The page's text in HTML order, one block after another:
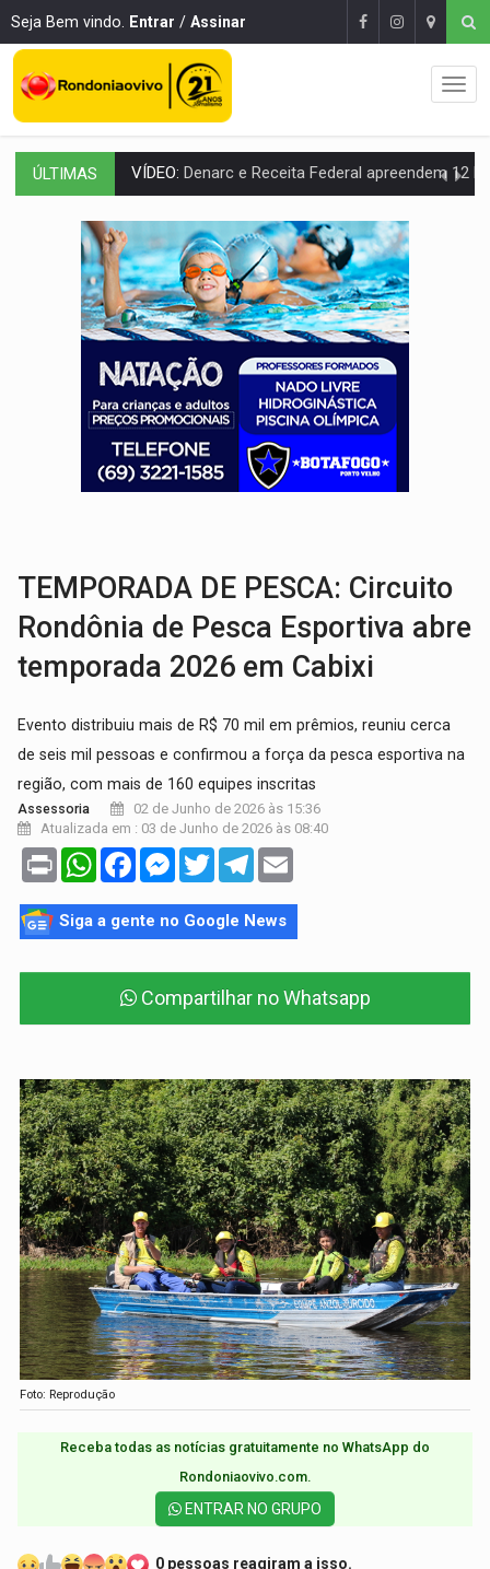
Seja Bem vindo. Entrar / Assinar
ÚLTIMAS OPERAÇÃO DA PC:Membros do CV são presos com armas e drogas após
ENTRADA GRATUITA:Espetáculo As Marias Somos Nós será
VÍDEO:Três são presos após furto de motocicleta em frente
CELEBRAÇÃO:Cerejeiras completa 43 anos de emancipação com
Anvisa desmente boato sobre presença de plástico ou
VÍDEO:Pitbulls fogem de residência e atacam casal de idosos
AÇÃO CONJUNTA:Forças policiais apreendem cerca de 1kg de
PF ESTÁ APURANDO:Flávio Bolsonaro escolhe Alfredo Gaspar como vice, alvo de
TEMPORADA DE PESCA: Circuito
Rondônia de Pesca Esportiva abre
temporada 2026 em Cabixi
Evento distribuiu mais de R$ 70 mil em prêmios, reuniu cerca
de seis mil pessoas e confirmou a força da pesca esportiva na
região, com mais de 160 equipes inscritas
Assessoria
02 de Junho de 2026 às 15:36
Atualizada em : 03 de Junho de 2026 às 08:40
Print WhatsAppFacebookMessenger
TwitterTelegram
Siga a gente no Google News
Compartilhar no Whatsapp
Foto: Reprodução
Receba todas as notícias gratuitamente no WhatsApp do
Rondoniaovivo.com.​
ENTRAR NO GRUPO
0 pessoas reagiram a isso.